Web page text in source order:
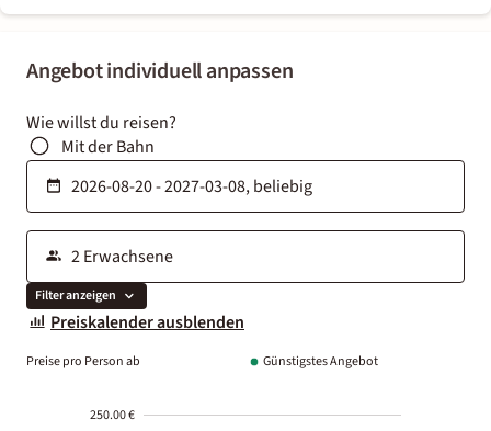
Angebot individuell anpassen
Wie willst du reisen?
Mit der Bahn
Filter anzeigen
Preiskalender ausblenden
Preise pro Person ab Günstigstes Angebot
250.00 €